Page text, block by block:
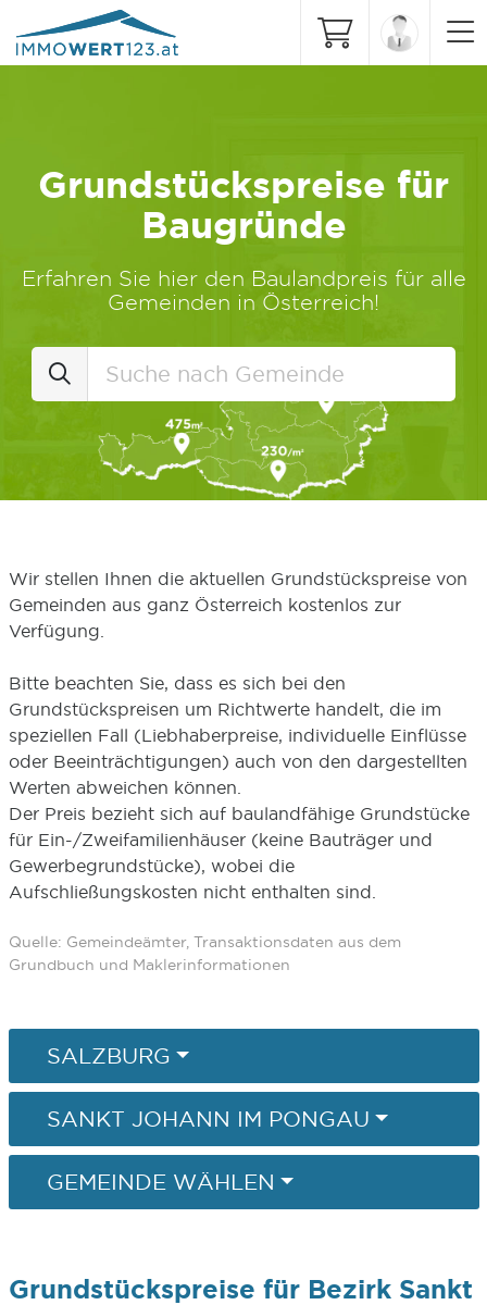
Grundstückspreise für
Baugründe
Erfahren Sie hier den Baulandpreis für alle
Gemeinden in Österreich!
Wir stellen Ihnen die aktuellen Grundstückspreise von
Gemeinden aus ganz Österreich kostenlos zur
Verfügung.
Bitte beachten Sie, dass es sich bei den
Grundstückspreisen um Richtwerte handelt, die im
speziellen Fall (Liebhaberpreise, individuelle Einflüsse
oder Beeinträchtigungen) auch von den dargestellten
Werten abweichen können.
Der Preis bezieht sich auf baulandfähige Grundstücke
für Ein-/Zweifamilienhäuser (keine Bauträger und
Gewerbegrundstücke), wobei die
Aufschließungskosten nicht enthalten sind.
Quelle: Gemeindeämter, Transaktionsdaten aus dem
Grundbuch und Maklerinformationen
SALZBURG
SANKT JOHANN IM PONGAU
GEMEINDE WÄHLEN
Grundstückspreise für Bezirk Sankt